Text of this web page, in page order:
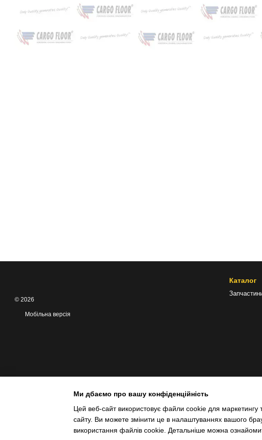
© 2026
Мобільна версія
Каталог
Ми дбаємо про вашу конфіденційність
Цей веб-сайт використовує файли cookie для маркетингу
сайту. Ви можете змінити це в налаштуваннях вашого
використання файлів cookie. Детальніше можна